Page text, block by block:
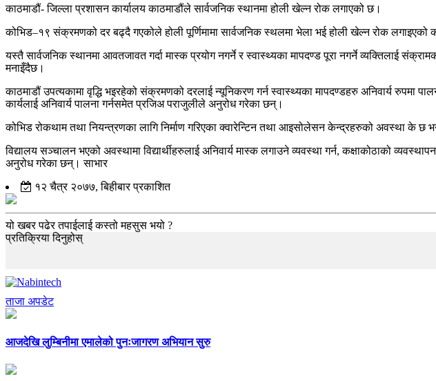
काठमाडौं- जिल्ला प्रशासन कार्यालय काठमाडौंले सार्वजनिक स्थानमा होली खेल्न रोक लगाएको छ।
कोभिड–१९ संक्रमणको दर बढ्दै गएकोले होली पूर्णिमामा सार्वजनिक स्थलमा भेला भई होली खेल्न रोक
यस्तै सार्वजनिक स्थानमा आवतजावत गर्दा मास्क प्रयोग नगर्ने र स्वास्थ्यका मापदण्ड पूरा नगर्ने व्यक्तिलाई
मनाइँदैछ।
काठमाडौं उपत्यकामा वृद्धि भइरहेको संक्रमणको दरलाई न्यूनिकरण गर्न स्वास्थ्यका मापदण्डहरु अनिवार्य रुपमा
कार्यलाई अनिवार्य पालना गर्नसमेत प्रजिअ पराजुलीले अनुरोध गरेका छन्।
कोभिड रोकथाम तथा नियन्त्रणका लागि निर्माण गरिएका क्वारेन्टिन तथा आइसोलेसन केन्द्रहरुको अवस्था के छ
विद्यालय सञ्चालन भएको अवस्थामा विद्यार्थीहरुलाई अनिवार्य मास्क लगाउने व्यवस्था गर्न, कक्षाकोठाको
अनुरोध गरेका छन्। साभार
१२ चैत्र २०७७, बिहीबार प्रकाशित
यो खबर पढेर तपाईलाई कस्तो महसुस भयो ?
प्रतिक्रिया दिनुहोस्
ताजा अपडेट
आजदेखि लुम्बिनीमा एमालेको पुनःजागरण अभियान सुरु